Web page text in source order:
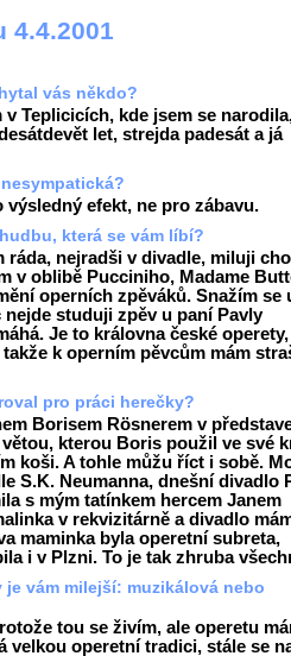
4.4.2001
vás někdo?
Teplicicích, kde jsem se
let, strejda padesát a já
efekt, ne pro zábavu.
která se vám líbí?
ráda, nejradši v divadle, miluji
v oblibě Pucciniho, Madame
operních zpěváků. Snažím se
studuji zpěv u paní Pavly
Je to královna české operety,
k operním pěvcům mám
pro práci herečky?
Borisem Rösnerem v
kterou Boris použil ve své
koši. A tohle můžu říct i sobě.
S.K. Neumanna, dnešní divadlo
s mým tatínkem hercem Janem
v rekvizitárně a divadlo
maminka byla operetní subreta,
i v Plzni. To je tak zhruba
vám milejší: muzikálová nebo
tou se živím, ale operetu
velkou operetní tradici, stále se